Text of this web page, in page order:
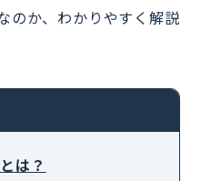
のか、わかりやすく解説
は？